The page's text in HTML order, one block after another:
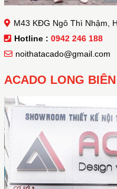
M43 KĐG Ngô Thì Nhậm,
Hotline : 0942 246 188
noithatacado@gmail.com
ACADO LONG BIÊN